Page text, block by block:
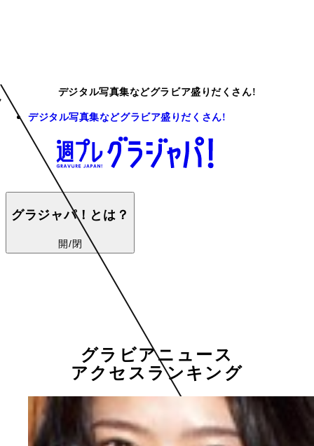
デジタル写真集などグラビア盛りだくさん!
デジタル写真集などグラビア盛りだくさん!
グラジャパ！とは？
開/閉
グラビアニュース
アクセスランキング